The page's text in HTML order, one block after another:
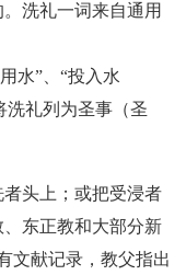
洗礼一词来自通用
水”、“投入水
洗礼列为圣事（圣
头上；或把受浸者
东正教和大部分新
文献记录，教父指出